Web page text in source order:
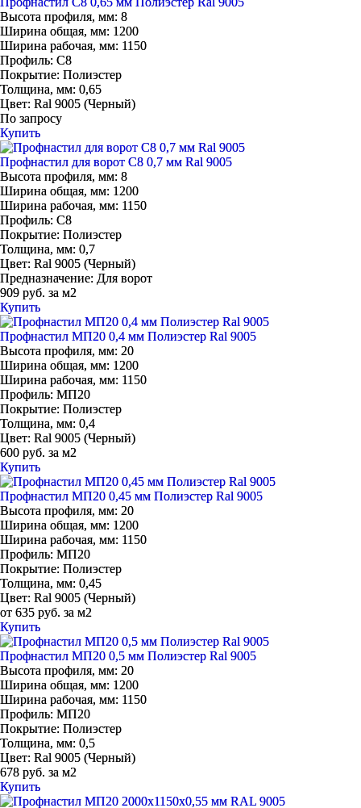
Высота профиля, мм: 8
Ширина общая, мм: 1200
Ширина рабочая, мм: 1150
Профиль: С8
Покрытие: Полиэстер
Толщина, мм: 0,65
Цвет: Ral 9005 (Черный)
По запросу
Купить
Профнастил для ворот С8 0,7 мм Ral 9005
Высота профиля, мм: 8
Ширина общая, мм: 1200
Ширина рабочая, мм: 1150
Профиль: С8
Покрытие: Полиэстер
Толщина, мм: 0,7
Цвет: Ral 9005 (Черный)
Предназначение: Для ворот
909 руб. за м2
Купить
Профнастил МП20 0,4 мм Полиэстер Ral 9005
Высота профиля, мм: 20
Ширина общая, мм: 1200
Ширина рабочая, мм: 1150
Профиль: МП20
Покрытие: Полиэстер
Толщина, мм: 0,4
Цвет: Ral 9005 (Черный)
600 руб. за м2
Купить
Профнастил МП20 0,45 мм Полиэстер Ral 9005
Высота профиля, мм: 20
Ширина общая, мм: 1200
Ширина рабочая, мм: 1150
Профиль: МП20
Покрытие: Полиэстер
Толщина, мм: 0,45
Цвет: Ral 9005 (Черный)
от 635 руб. за м2
Купить
Профнастил МП20 0,5 мм Полиэстер Ral 9005
Высота профиля, мм: 20
Ширина общая, мм: 1200
Ширина рабочая, мм: 1150
Профиль: МП20
Покрытие: Полиэстер
Толщина, мм: 0,5
Цвет: Ral 9005 (Черный)
678 руб. за м2
Купить